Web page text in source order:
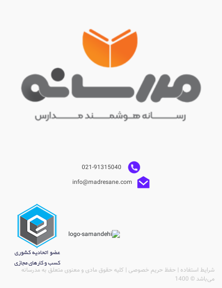
info@madresane.com
شرایط استفاده | حفظ حریم خصوصی | کلیه حقوق مادی و معنوی متعلق به مدرسانه
می‌باشد © 1400